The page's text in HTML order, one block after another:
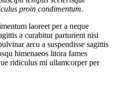
proin condimentum.
laoreet per a neque
a curabitur parturient nisi
arcu a suspendisse sagittis
himenaeos litora fames
ridiculus mi ullamcorper per